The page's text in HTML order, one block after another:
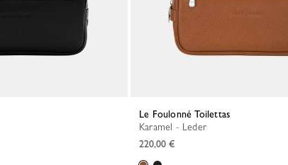
Le Foulonné Toilettas
Karamel - Leder
220,00 €